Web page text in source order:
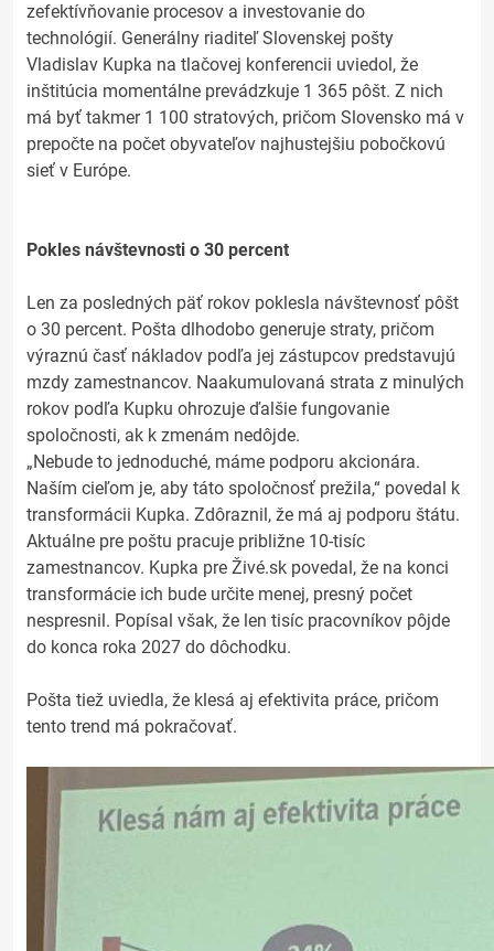
zefektívňovanie procesov a investovanie do
technológií. Generálny riaditeľ Slovenskej pošty
Vladislav Kupka na tlačovej konferencii uviedol, že
inštitúcia momentálne prevádzkuje 1 365 pôšt. Z nich
má byť takmer 1 100 stratových, pričom Slovensko má v
prepočte na počet obyvateľov najhustejšiu pobočkovú
sieť v Európe.
Pokles návštevnosti o 30 percent
Len za posledných päť rokov poklesla návštevnosť pôšt
o 30 percent. Pošta dlhodobo generuje straty, pričom
výraznú časť nákladov podľa jej zástupcov predstavujú
mzdy zamestnancov. Naakumulovaná strata z minulých
rokov podľa Kupku ohrozuje ďalšie fungovanie
spoločnosti, ak k zmenám nedôjde.
„Nebude to jednoduché, máme podporu akcionára.
Naším cieľom je, aby táto spoločnosť prežila,“ povedal k
transformácii Kupka. Zdôraznil, že má aj podporu štátu.
Aktuálne pre poštu pracuje približne 10-tisíc
zamestnancov. Kupka pre Živé.sk povedal, že na konci
transformácie ich bude určite menej, presný počet
nespresnil. Popísal však, že len tisíc pracovníkov pôjde
do konca roka 2027 do dôchodku.
Pošta tiež uviedla, že klesá aj efektivita práce, pričom
tento trend má pokračovať.